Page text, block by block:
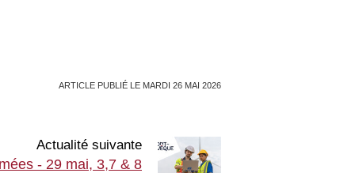
ARTICLE PUBLIÉ LE MARDI 26 MAI 2026
Actualité suivante
- 29 mai, 3,7 & 8